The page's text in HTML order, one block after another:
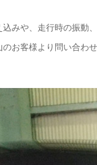
みや、走行時の振動
お客様より問い合わ